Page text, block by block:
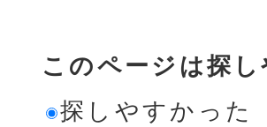
このページは探
探しやすかった